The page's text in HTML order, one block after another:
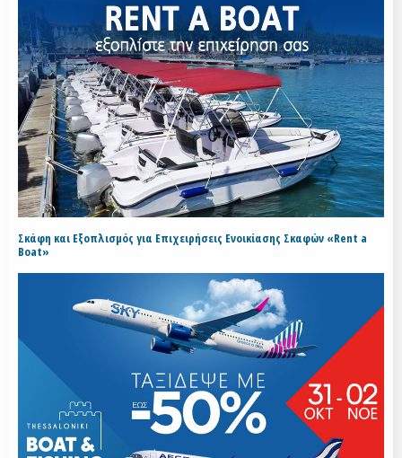
Σκάφη και Εξοπλισμός για Επιχειρήσεις Ενοικίασης Σκαφών «Rent a
Boat»